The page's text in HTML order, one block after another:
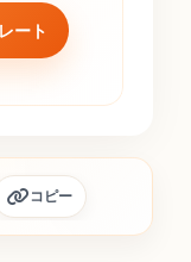
ート
コピー